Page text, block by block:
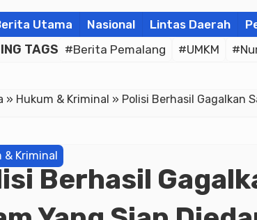
Utama Nasional Lintas Daerah
TAGS #Berita Pemalang #UMKM
» Hukum & Kriminal » Polisi Berhasil Gagalkan
& Kriminal
Berhasil